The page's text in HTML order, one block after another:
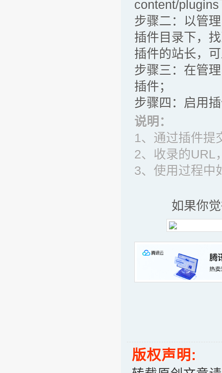
content/plugins
步骤二：以管
插件目录下，
插件的站长，
步骤三：在管
插件；
步骤四：启用
说明：
1、通过插件提
2、收录的URL
3、使用过程中
如果你
版权声明: